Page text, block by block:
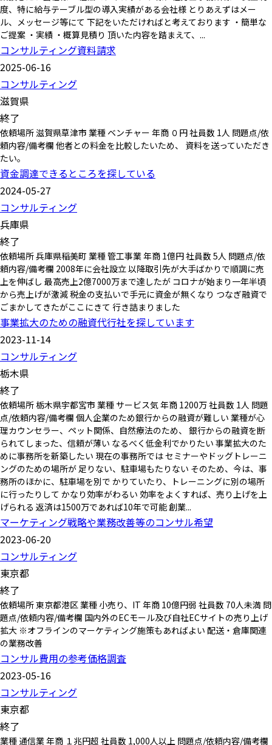
度、特に給与テーブル型の導入実績がある会社様 とりあえずはメー
ル、メッセージ等にて 下記をいただければと考えております ・簡単な
ご提案 ・実績 ・概算見積り 頂いた内容を踏まえて、...
コンサルティング資料請求
2025-06-16
コンサルティング
滋賀県
終了
依頼場所 滋賀県草津市 業種 ベンチャー 年商 ０円 社員数 1人 問題点/依
頼内容/備考欄 他者との料金を比較したいため、 資料を送っていただき
たい。
資金調達できるところを探している
2024-05-27
コンサルティング
兵庫県
終了
依頼場所 兵庫県稲美町 業種 管工事業 年商 1億円 社員数 5人 問題点/依
頼内容/備考欄 2008年に会社設立 以降取引先が大手ばかりで順調に売
上を伸ばし 最高売上2億7000万まで達したが コロナが始まり一年半頃
から売上げが激減 税金の支払いで手元に資金が無くなり つなぎ融資で
ごまかしてきたがここにきて 行き詰まりました
事業拡大のための融資代行社を探しています
2023-11-14
コンサルティング
栃木県
終了
依頼場所 栃木県宇都宮市 業種 サービス気 年商 1200万 社員数 1人 問題
点/依頼内容/備考欄 個人企業のため銀行からの融資が難しい 業種が心
理カウンセラー、ペット関係、自然療法のため、 銀行からの融資を断
られてしまった、信頼が薄い なるべく低金利でかりたい 事業拡大のた
めに事務所を新築したい 現在の事務所では セミナーやドッグトレーニ
ングのための場所が 足りない、駐車場もたりない そのため、今は、事
務所のほかに、駐車場を別で かりていたり、トレーニングに別の場所
に行ったりして かなり効率がわるい 効率をよくすれば、売り上げを上
げられる 返済は1500万であれば10年で可能 創業...
マーケティング戦略や業務改善等のコンサル希望
2023-06-20
コンサルティング
東京都
終了
依頼場所 東京都港区 業種 小売り、IT 年商 10億円弱 社員数 70人未満 問
題点/依頼内容/備考欄 国内外のECモール及び自社ECサイトの売り上げ
拡大 ※オフラインのマーケティング施策もあればよい 配送・倉庫関連
の業務改善
コンサル費用の参考価格調査
2023-05-16
コンサルティング
東京都
終了
業種 通信業 年商 １兆円超 社員数 1,000人以上 問題点/依頼内容/備考欄